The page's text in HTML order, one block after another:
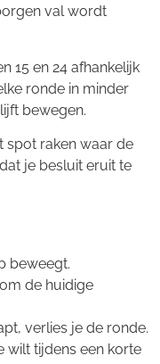
val wordt
15 en 24 afhankelijk
ronde in minder
bewegen.
spot raken waar de
je besluit eruit te
beweegt.
de huidige
verlies je de ronde.
wilt tijdens een korte